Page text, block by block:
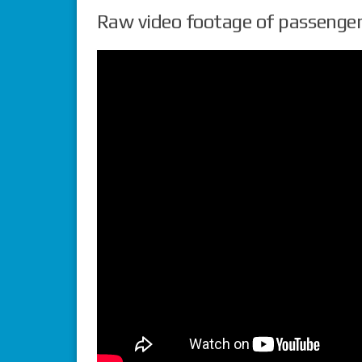
Raw video footage of